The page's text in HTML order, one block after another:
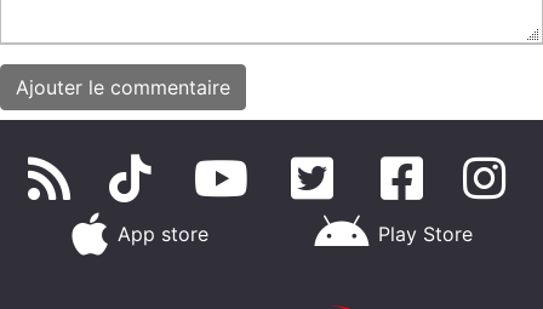
App store Play Store